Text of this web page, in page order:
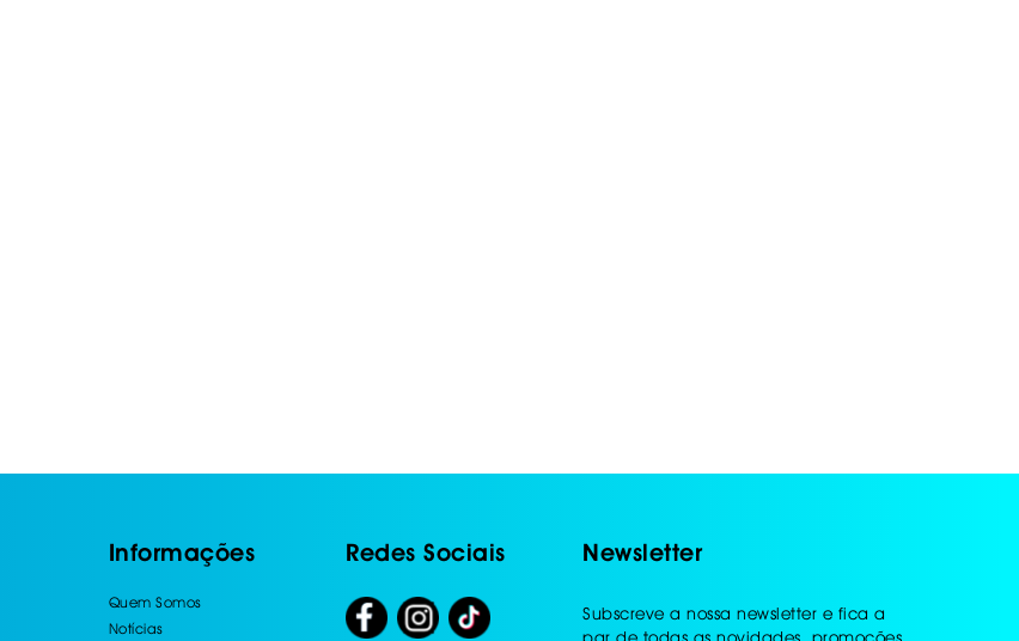
Informações
Quem Somos
Notícias
Redes Sociais Newsletter
Subscreve a nossa newsletter e fica a